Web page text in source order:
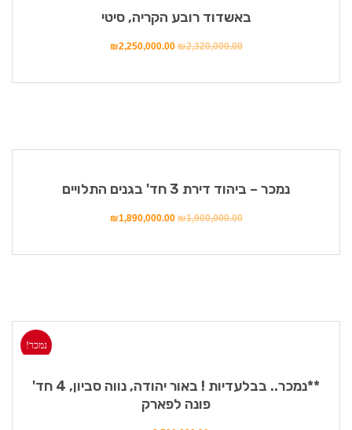
באשדוד רובע הקריה, סיטי
₪2,320,000.00
₪2,250,000.00
נמכר – ביהוד דירת 3 חד' בגנים התלויים
₪1,900,000.00
₪1,890,000.00
נמכר!
**נמכר.. בבלעדיות ! באור יהודה, נווה סביון, 4 חד'
פונה לפארק